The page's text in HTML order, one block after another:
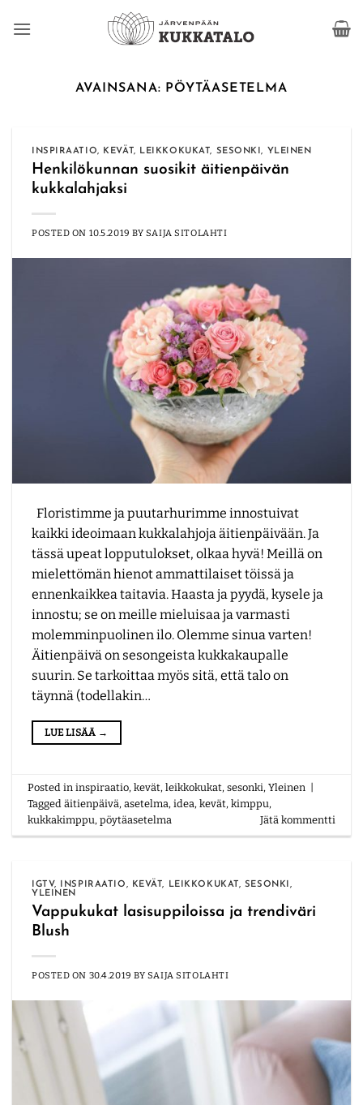
AVAINSANA: PÖYTÄASETELMA
INSPIRAATIO, KEVÄT, LEIKKOKUKAT, SESONKI, YLEINEN
Henkilökunnan suosikit äitienpäivän
kukkalahjaksi
POSTED ON 10.5.2019 BY SAIJA SITOLAHTI
Floristimme ja puutarhurimme innostuivat
kaikki ideoimaan kukkalahjoja äitienpäivään. Ja
tässä upeat lopputulokset, olkaa hyvä! Meillä on
mielettömän hienot ammattilaiset töissä ja
ennenkaikkea taitavia. Haasta ja pyydä, kysele ja
innostu; se on meille mieluisaa ja varmasti
molemminpuolinen ilo. Olemme sinua varten!
Äitienpäivä on sesongeista kukkakaupalle
suurin. Se tarkoittaa myös sitä, että talo on
täynnä (todellakin…
LUE LISÄÄ →
Posted ininspiraatio,kevät,leikkokukat,sesonki,Yleinen
Taggedäitienpäivä,asetelma,idea,kevät,kimppu,
kukkakimppu,pöytäasetelma Jätä kommentti
IGTV, INSPIRAATIO, KEVÄT, LEIKKOKUKAT , SESONKI ,
YLEINEN
Vappukukat lasisuppiloissa ja trendiväri
Blush
POSTED ON 30.4.2019 BY SAIJA SITOLAHTI